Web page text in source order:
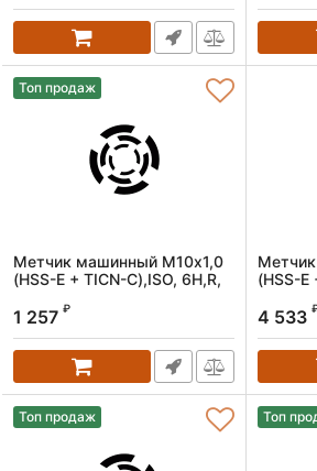
Топ продаж
Метчик машинный M10х1,0
(HSS-E + TICN-C),ISO, 6H,R,
Артикул:
1 257 ₽
(HSS-E
Артикул:
4 533
Топ продаж Топ